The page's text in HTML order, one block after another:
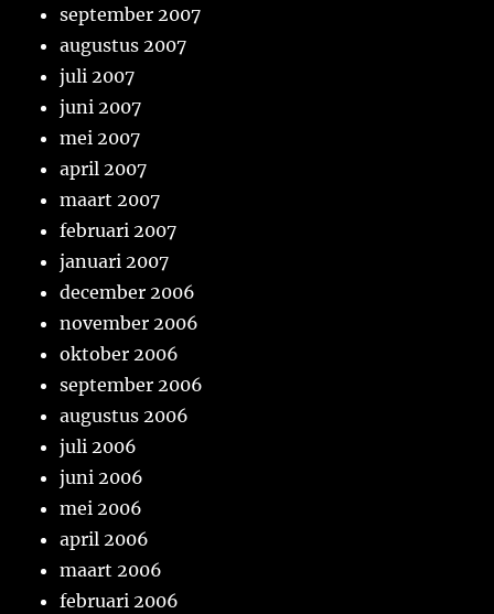
september 2007
augustus 2007
juli 2007
juni 2007
mei 2007
april 2007
maart 2007
februari 2007
januari 2007
december 2006
november 2006
oktober 2006
september 2006
augustus 2006
juli 2006
juni 2006
mei 2006
april 2006
maart 2006
februari 2006